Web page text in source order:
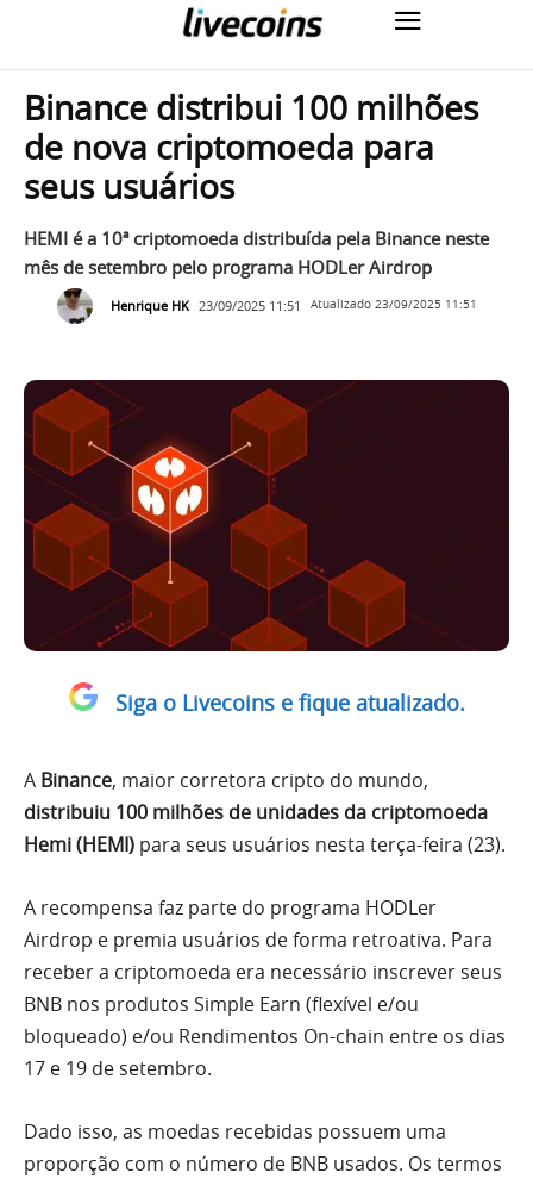
Binance distribui 100 milhões
de nova criptomoeda para
seus usuários
HEMI é a 10ª criptomoeda distribuída pela Binance neste
mês de setembro pelo programa HODLer Airdrop
Henrique HK 23/09/2025 11:51 Atualizado 23/09/2025 11:51
Siga o Livecoins e fique atualizado.
A Binance, maior corretora cripto do mundo,
distribuiu 100 milhões de unidades da criptomoeda
Hemi (HEMI) para seus usuários nesta terça-feira (23).
A recompensa faz parte do programa HODLer
Airdrop e premia usuários de forma retroativa. Para
receber a criptomoeda era necessário inscrever seus
BNB nos produtos Simple Earn (flexível e/ou
bloqueado) e/ou Rendimentos On-chain entre os dias
17 e 19 de setembro.
Dado isso, as moedas recebidas possuem uma
proporção com o número de BNB usados. Os termos